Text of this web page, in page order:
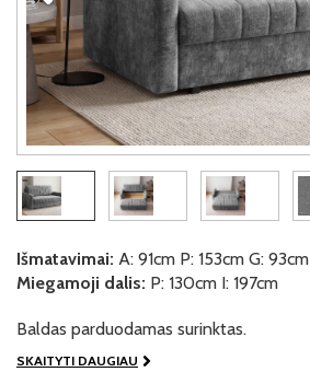
Išmatavimai: A: 91cm P: 153cm G: 93cm
Miegamoji dalis: P: 130cm I: 197cm
Baldas parduodamas surinktas.
SKAITYTI DAUGIAU